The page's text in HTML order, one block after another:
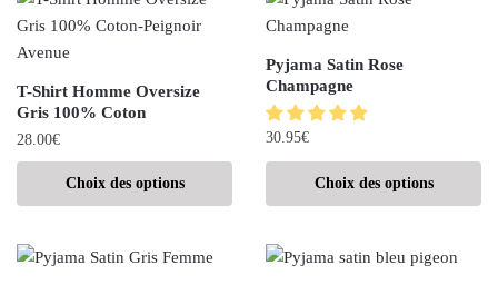
T-Shirt Homme Oversize
Gris 100% Coton
28.00€
Choix des options
Pyjama Satin Rose
Champagne
30.95€
Choix des options